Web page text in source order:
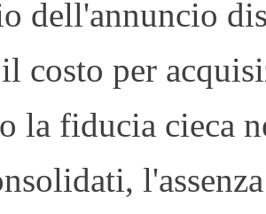
dell'annuncio
il costo per
la fiducia cieca